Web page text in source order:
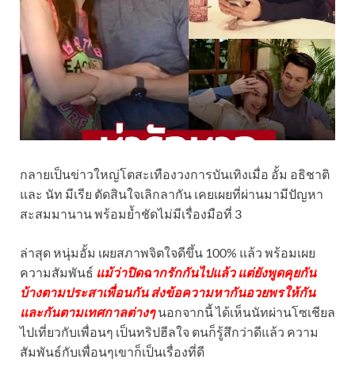
กลายเป็นข่าวใหญ่โตสะเทืองวงการบันเทิงเมื่อ อั้ม อธิชาติ
และ นัท มีเรีย ตัดสินใจเลิกลากัน เคยเผยที่ผ่านมามีปัญหา
สะสมมานาน พร้อมย้ำชัดไม่มีเรื่องมือที่ 3
ล่าสุด หนุ่มอั้ม เผยสภาพจิตใจดีขึ้น 100% แล้ว พร้อมเผย
ความสัมพันธ์ แม้ว่าปิดฉากรักกันไปแล้ว แต่ยังพูดคุยกัน
บ้างตามประสาเพื่อนกัน ส่งข้อความหากันอวยพรให้กัน
และกันตามเทศกาลต่างๆนอกจากนี้ ได้เห็นนัทผ่านโซเชียล
ไปเที่ยวกับเพื่อนๆ เป็นทริปฮีลใจ ตนก็รู้สึกว่าดีแล้ว ความ
สัมพันธ์กับเพื่อนๆเขาก็เป็นเรื่องที่ดี